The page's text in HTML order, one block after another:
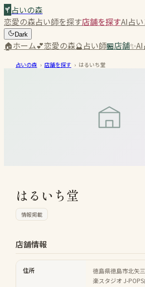
占いの森
恋愛の森占い師を探す店舗を探すAI占い
Dark
🏠ホーム💕恋愛の森🔮占い師🏪店舗✨
占いの森 › 店舗を探す › はるいち堂
はるいち堂
情報掲載
店舗情報
住所
徳島県徳島市北矢
楽スタジオ J-